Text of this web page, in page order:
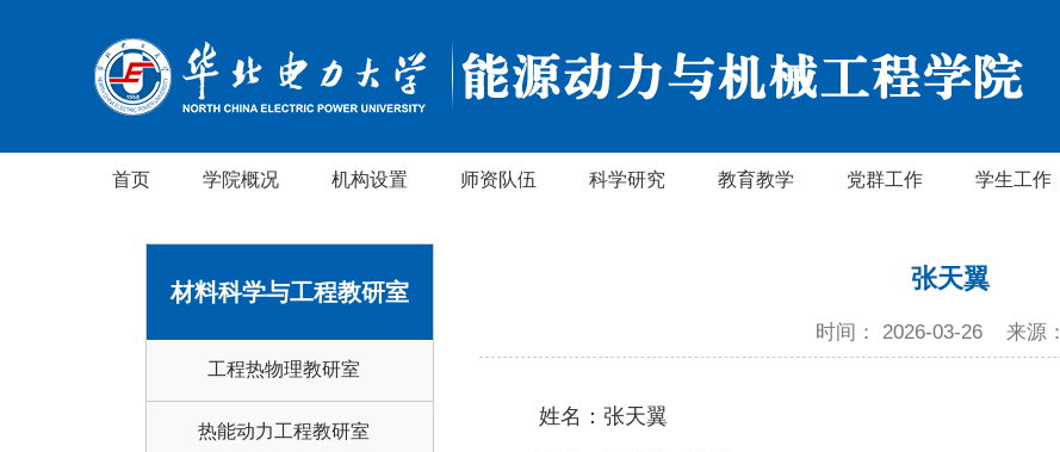
首页 学院概况 机构设置 师资队伍 科学研究 教育教学 党群工作 学生工作
材料科学与工程教研室
工程热物理教研室
热能动力工程教研室
张天翼
时间： 2026-03-26 来源：
姓名：张天翼